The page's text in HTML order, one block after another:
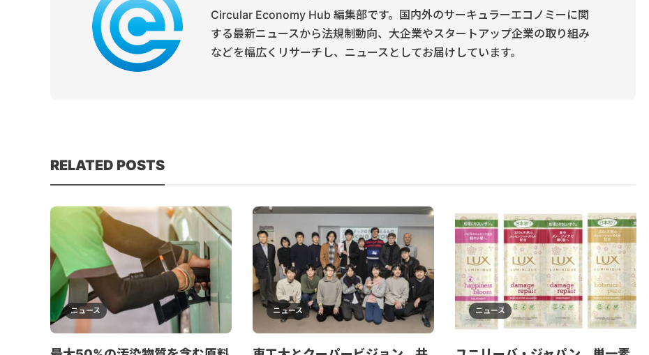
Circular Economy Hub 編集部です。国内外のサーキュラーエコノミーに関
する最新ニュースから法規制動向、大企業やスタートアップ企業の取り組み
などを幅広くリサーチし、ニュースとしてお届けしています。
RELATED POSTS
ニュース ニュース ニュース